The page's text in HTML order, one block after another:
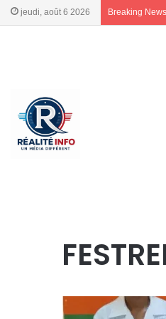
jeudi, août 6 2026 Breaking News
French